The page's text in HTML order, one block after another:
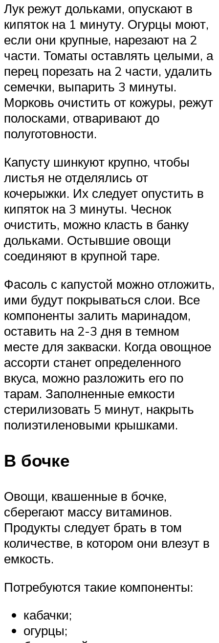
Лук режут дольками, опускают в
кипяток на 1 минуту. Огурцы моют,
если они крупные, нарезают на 2
части. Томаты оставлять целыми, а
перец порезать на 2 части, удалить
семечки, выпарить 3 минуты.
Морковь очистить от кожуры, режут
полосками, отваривают до
полуготовности.
Капусту шинкуют крупно, чтобы
листья не отделялись от
кочерыжки. Их следует опустить в
кипяток на 3 минуты. Чеснок
очистить, можно класть в банку
дольками. Остывшие овощи
соединяют в крупной таре.
Фасоль с капустой можно отложить,
ими будут покрываться слои. Все
компоненты залить маринадом,
оставить на 2-3 дня в темном
месте для закваски. Когда овощное
ассорти станет определенного
вкуса, можно разложить его по
тарам. Заполненные емкости
стерилизовать 5 минут, накрыть
полиэтиленовыми крышками.
В бочке
Овощи, квашенные в бочке,
сберегают массу витаминов.
Продукты следует брать в том
количестве, в котором они влезут в
емкость.
Потребуются такие компоненты:
кабачки;
огурцы;